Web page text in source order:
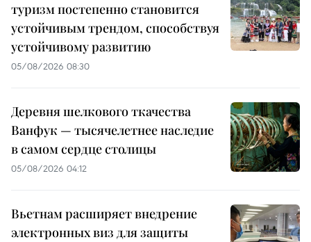
туризм постепенно становится
устойчивым трендом, способствуя
устойчивому развитию
05/08/2026 08:30
Деревня шелкового ткачества
Ванфук — тысячелетнее наследие
в самом сердце столицы
05/08/2026 04:12
Вьетнам расширяет внедрение
электронных виз для защиты